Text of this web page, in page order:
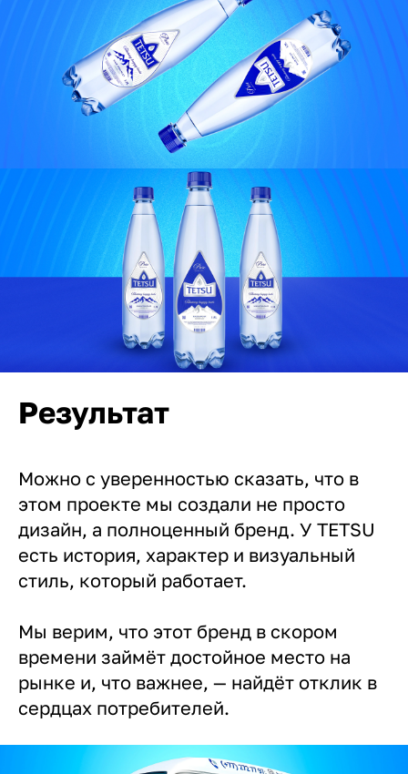
Результат
Можно с уверенностью сказать, что в
этом проекте мы создали не просто
дизайн, а полноценный бренд. У TETSU
есть история, характер и визуальный
стиль, который работает.
Мы верим, что этот бренд в скором
времени займёт достойное место на
рынке и, что важнее, — найдёт отклик в
сердцах потребителей.